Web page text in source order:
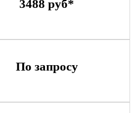
3488 руб*
По запросу